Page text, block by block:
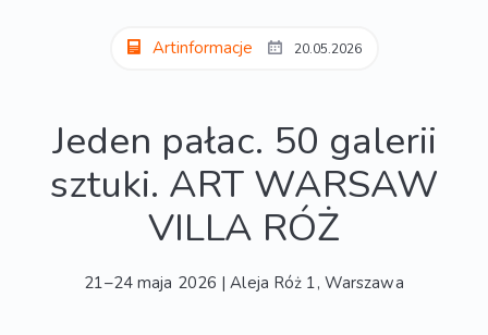
Artinformacje 20.05.2026
Jeden pałac. 50 galerii
sztuki. ART WARSAW
VILLA RÓŻ
21–24 maja 2026 | Aleja Róż 1, Warszawa